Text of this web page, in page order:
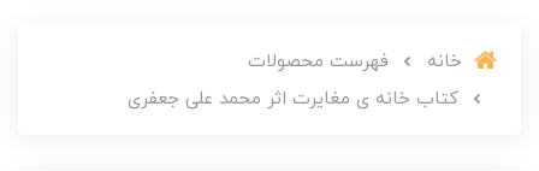
خانه
فهرست محصولات
کتاب خانه ی مغایرت اثر محمد علی جعفری